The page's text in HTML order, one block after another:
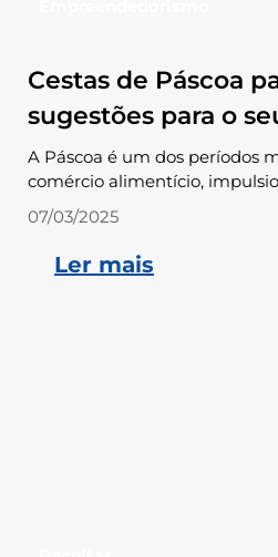
Cestas de Páscoa
sugestões para o
A Páscoa é um dos períodos
comércio alimentício,
07/03/2025
Ler mais